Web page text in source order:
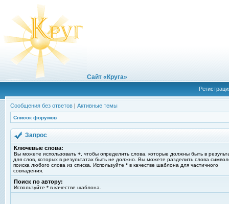
Сайт «Круга»
Сообщения без ответов | Активные темы
Список форумов
Запрос
Ключевые слова:
Вы можете использовать + , чтобы определить слова, которые должны быть в
для слов, которых в результатах быть не должно. Вы можете разделить слова
поиска любого слова из списка. Используйте * в качестве шаблона для частичного
совпадения.
Поиск по автору:
Используйте * в качестве шаблона.